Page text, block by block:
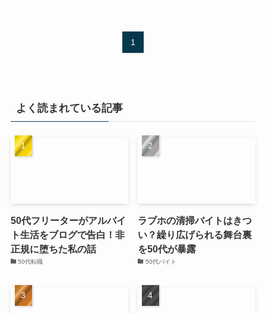
1
よく読まれている記事
50代フリーターがアルバイ
ト生活をブログで告白！非
正規に堕ちた私の話
50代転職
ラブホの清掃バイトはきつ
い？繰り広げられる舞台裏
を50代が暴露
50代バイト